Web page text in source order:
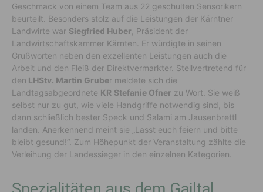
Geschmack von einem Team aus 22 geschulten Sensorikern
beurteilt. Besonders stolz auf die Leistungen der Kärntner
Landwirte war Siegfried Huber , Präsident der
Landwirtschaftskammer Kärnten. Er würdigte in seinen
Grußworten neben den exzellenten Leistungen auch die
Arbeit und den Fleiß der Direktvermarkter. Stellvertretend für
den LHStv. Martin Gruber meldete sich die
Landtagsabgeordnete KR Stefanie Ofner zu Wort. Sie weiß
selbst nur zu gut, wie viele Handgriffe notwendig sind, bis
dann schließlich bester Speck und Salami am Jausenbrettl
landen. Anerkennend meint sie „Lasst euch feiern und bitte
bleibt gesund!“. Zum Höhepunkt der Veranstaltung zählte die
Verleihung der Landessieger in den einzelnen Kategorien.